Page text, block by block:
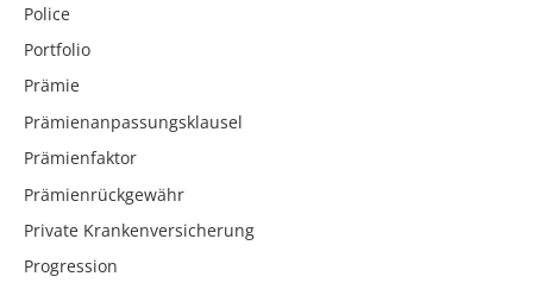
Police
Portfolio
Prämie
Prämienanpassungsklausel
Prämienfaktor
Prämienrückgewähr
Private Krankenversicherung
Progression